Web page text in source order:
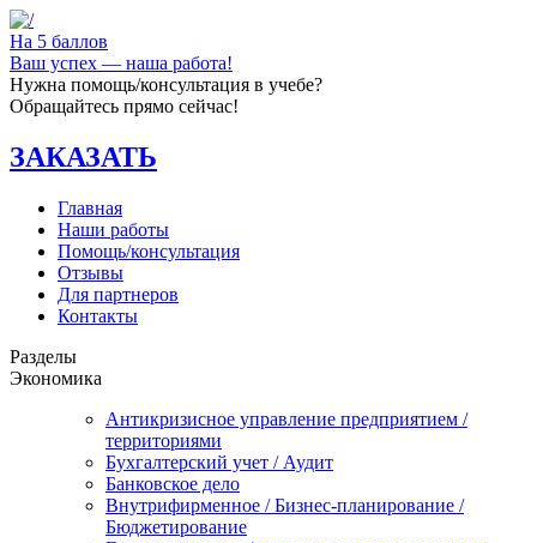
На 5 баллов
Ваш успех — наша работа!
Нужна помощь/консультация в учебе?
Обращайтесь прямо сейчас!
ЗАКАЗАТЬ
Главная
Наши работы
Помощь/консультация
Отзывы
Для партнеров
Контакты
Разделы
Экономика
Антикризисное управление предприятием /
территориями
Бухгалтерский учет / Аудит
Банковское дело
Внутрифирменное / Бизнес-планирование /
Бюджетирование